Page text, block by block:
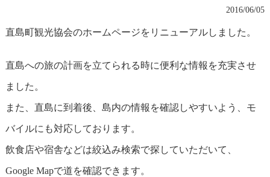
2016/06/05
直島町観光協会のホームページをリニューアルしました。
直島への旅の計画を立てられる時に便利な情報を充実させ
ました。
また、直島に到着後、島内の情報を確認しやすいよう、モ
バイルにも対応しております。
飲食店や宿舎などは絞込み検索で探していただいて、
Google Mapで道を確認できます。